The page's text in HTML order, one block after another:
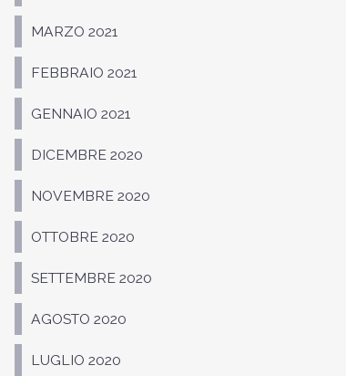
MARZO 2021
FEBBRAIO 2021
GENNAIO 2021
DICEMBRE 2020
NOVEMBRE 2020
OTTOBRE 2020
SETTEMBRE 2020
AGOSTO 2020
LUGLIO 2020